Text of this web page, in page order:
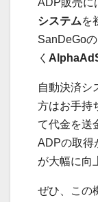
システムを
SanDeGo
く
自動決済シ
方はお手持
て代金を送
ADPの取得
が大幅に向
ぜひ、この